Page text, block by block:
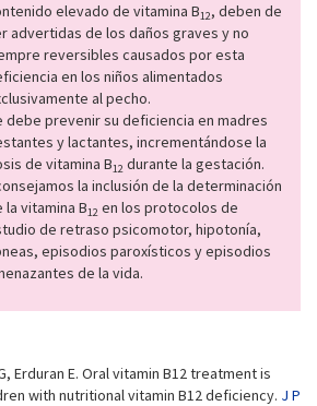
elevado de vitamina B12, deben de
advertidas de los daños graves y no
reversibles causados por esta
en los niños alimentados
al pecho.
debe prevenir su deficiencia en madres
y lactantes, incrementándose la
de vitamina B12 durante la gestación.
la inclusión de la determinación
la vitamina B12 en los protocolos de
de retraso psicomotor, hipotonía,
episodios paroxísticos y episodios
de la vida.
Erduran E. Oral vitamin B12 treatment is
with nutritional vitamin B12 deficiency. J P